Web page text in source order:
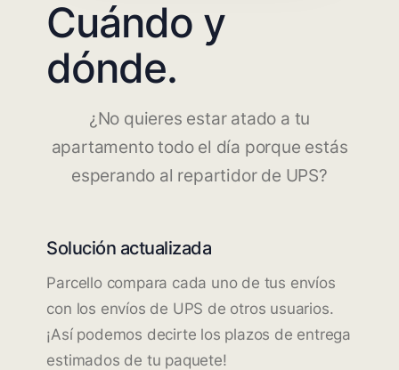
Cuándo y
dónde.
¿No quieres estar atado a tu
apartamento todo el día porque estás
esperando al repartidor de UPS?
Solución actualizada
Parcello compara cada uno de tus envíos
con los envíos de UPS de otros usuarios.
¡Así podemos decirte los plazos de entrega
estimados de tu paquete!